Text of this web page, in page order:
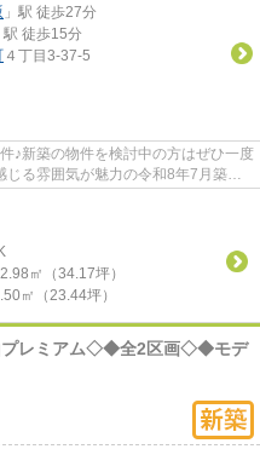
」駅 徒歩27分
駅 徒歩15分
４丁目3-37-5
♪新築の物件を検討中の方はぜひ一度
る雰囲気が魅力の令和8年7月築の
㎡（34.17坪）
㎡（23.44坪）
プレミアム◇◆全2区画◇◆モデ